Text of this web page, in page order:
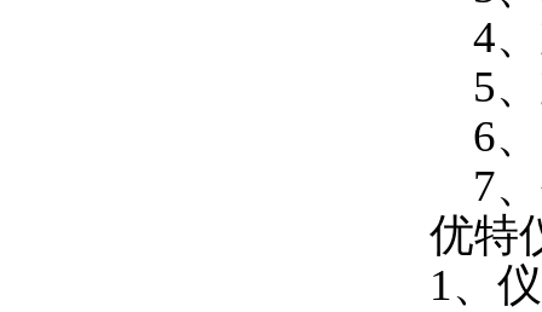
4、
5、
6、
7、
优特
1、